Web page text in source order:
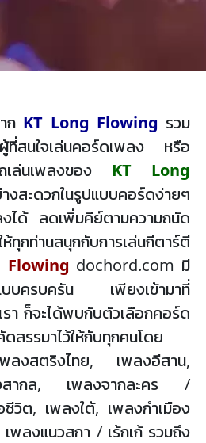
ก KT Long Flowing รวม
ที่สนใจเล่นคอร์ดเพลง หรือ
ล่นเพลงของ KT Long
ะดวกในรูปแบบคอร์ดง่ายๆ
งได้ ลดเพิ่มคีย์ตามความถนัด
ทุกท่านสนุกกับการเล่นกีตาร์ตี
Flowing dochord.com มี
แบบครบครัน เพียงเข้ามาที่
า ก็จะได้พบกับตัวเลือกคอร์ด
สรรมาไว้ให้กับทุกคนโดย
พลงสตริงไทย, เพลงอีสาน,
สากล, เพลงจากละคร /
วิต, เพลงใต้, เพลงกำเมือง
พลงแนวสกา / เร้กเก้ รวมถึง